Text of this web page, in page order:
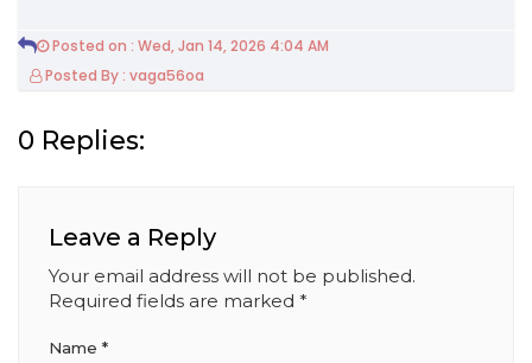
Posted on : Wed, Jan 14, 2026 4:04 AM
Posted By : vaga56oa
0 Replies:
Leave a Reply
Your email address will not be published.
Required fields are marked *
Name *